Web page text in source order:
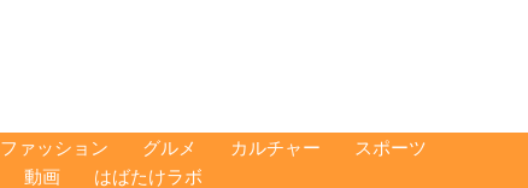
ファッション グルメ カルチャー
スポーツ
動画 はばたけラボ